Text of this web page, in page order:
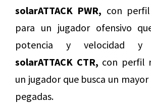
solarATTACK PWR, con
para un jugador ofensivo
potencia y velocidad
solarATTACK CTR, con perfil
un jugador que busca un
pegadas.